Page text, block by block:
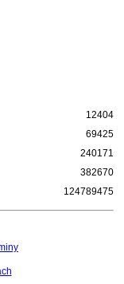
12404
69425
240171
382670
124789475